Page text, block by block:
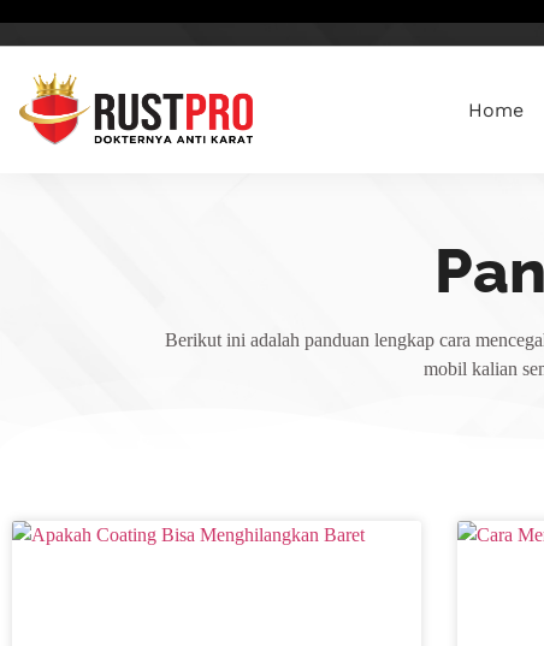
Home
Berikut ini adalah panduan lengkap cara
mobil kalian